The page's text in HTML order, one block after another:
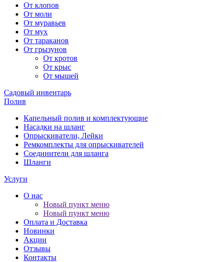
От клопов
От моли
От муравьев
От мух
От тараканов
От грызунов
От кротов
От крыс
От мышей
Садовый инвентарь
Полив
Капельный полив и комплектующие
Насадки на шланг
Опрыскиватели, Лейки
Ремкомплекты для опрыскивателей
Соединители для шланга
Шланги
Услуги
О нас
Новый пункт меню
Новый пункт меню
Оплата и Доставка
Новинки
Акции
Отзывы
Контакты